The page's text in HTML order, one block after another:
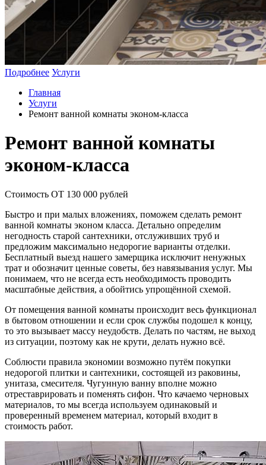
Подробнее Услуги
Главная
Услуги
Ремонт ванной комнаты эконом-класса
Ремонт ванной комнаты
эконом-класса
Стоимость ОТ 130 000 рублей
Быстро и при малых вложениях, поможем сделать ремонт
ванной комнаты эконом класса. Детально определим
негодность старой сантехники, отслуживших труб и
предложим максимально недорогие варианты отделки.
Бесплатный выезд нашего замерщика исключит ненужных
трат и обозначит ценные советы, без навязывания услуг. Мы
понимаем, что не всегда есть необходимость проводить
масштабные действия, а обойтись упрощённой схемой.
От помещения ванной комнаты происходит весь функционал
в бытовом отношении и если срок службы подошел к концу,
то это вызывает массу неудобств. Делать по частям, не выход
из ситуации, поэтому как не крути, делать нужно всё.
Соблюсти правила экономии возможно путём покупки
недорогой плитки и сантехники, состоящей из раковины,
унитаза, смесителя. Чугунную ванну вполне можно
отреставрировать и поменять сифон. Что качаемо черновых
материалов, то мы всегда используем одинаковый и
проверенный временем материал, который входит в
стоимость работ.